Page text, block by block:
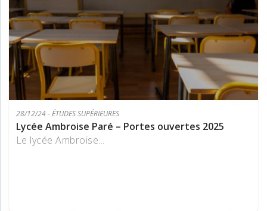
28/12/24 - ÉTUDES SUPÉRIEURES
Lycée Ambroise Paré – Portes ouvertes 2025
Le lycée Ambroise...